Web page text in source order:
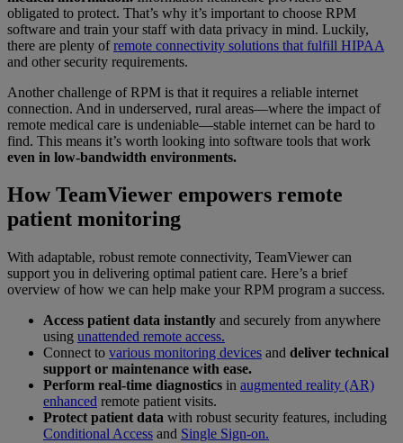
obligated to protect. That’s why it’s important to choose RPM
software and train your staff with data privacy in mind. Luckily,
there are plenty ofremote connectivity solutions that fulfill HIPAA
and other security requirements.
Another challenge of RPM is that it requires a reliable internet
connection. And in underserved, rural areas—where the impact of
remote medical care is undeniable—stable internet can be hard to
find. This means it’s worth looking into software tools that work
even in low-bandwidth environments.
How TeamViewer empowers remote
patient monitoring
With adaptable, robust remote connectivity, TeamViewer can
support you in delivering optimal patient care. Here’s a brief
overview of how we can help make your RPM program a success.
Access patient data instantly and securely from anywhere
using unattended remote access.
Connect to various monitoring devices and deliver technical
support or maintenance with ease.
Perform real-time diagnostics in augmented reality (AR)
enhanced remote patient visits.
Protect patient data with robust security features, including
Conditional Access and Single Sign-on.